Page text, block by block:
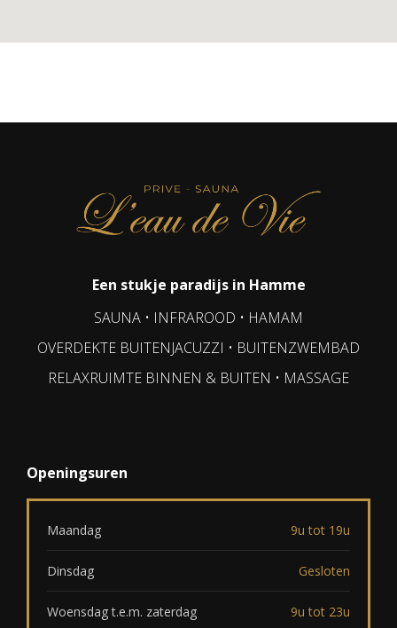
Een stukje paradijs in Hamme
SAUNA • INFRAROOD • HAMAM
OVERDEKTE BUITENJACUZZI • BUITENZWEMBAD
RELAXRUIMTE BINNEN & BUITEN • MASSAGE
Openingsuren
Maandag 9u tot 19u
Dinsdag Gesloten
Woensdag t.e.m. zaterdag 9u tot 23u